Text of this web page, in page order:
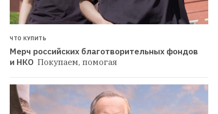
ЧТО КУПИТЬ
Мерч российских благотворительных фондов
и НКО Покупаем, помогая